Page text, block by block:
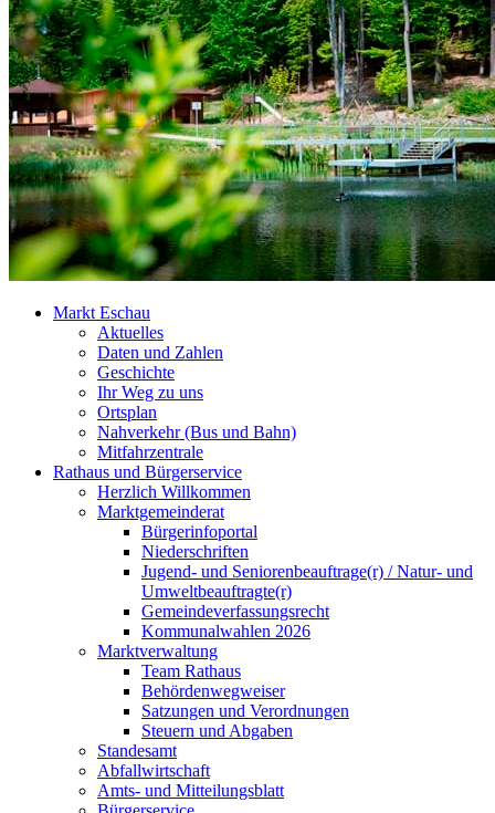
Markt Eschau
Aktuelles
Daten und Zahlen
Geschichte
Ihr Weg zu uns
Ortsplan
Nahverkehr (Bus und Bahn)
Mitfahrzentrale
Rathaus und Bürgerservice
Herzlich Willkommen
Marktgemeinderat
Bürgerinfoportal
Niederschriften
Jugend- und Seniorenbeauftrage(r) / Natur- und
Umweltbeauftragte(r)
Gemeindeverfassungsrecht
Kommunalwahlen 2026
Marktverwaltung
Team Rathaus
Behördenwegweiser
Satzungen und Verordnungen
Steuern und Abgaben
Standesamt
Abfallwirtschaft
Amts- und Mitteilungsblatt